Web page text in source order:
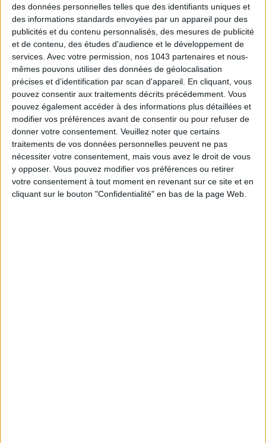
des données personnelles telles que des identifiants uniques et
des informations standards envoyées par un appareil pour des
publicités et du contenu personnalisés, des mesures de publicité
et de contenu, des études d'audience et le développement de
services. Avec votre permission, nos 1043 partenaires et nous-
mêmes pouvons utiliser des données de géolocalisation
précises et d’identification par scan d'appareil. En cliquant, vous
pouvez consentir aux traitements décrits précédemment. Vous
pouvez également accéder à des informations plus détaillées et
modifier vos préférences avant de consentir ou pour refuser de
donner votre consentement. Veuillez noter que certains
traitements de vos données personnelles peuvent ne pas
nécessiter votre consentement, mais vous avez le droit de vous
y opposer. Vous pouvez modifier vos préférences ou retirer
votre consentement à tout moment en revenant sur ce site et en
cliquant sur le bouton "Confidentialité" en bas de la page Web.
PORTUGAL WITHOUT LEAVING THE PÉRIPHÉRIQUE